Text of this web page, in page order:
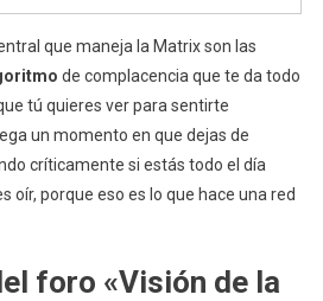
que maneja la Matrix son las
de complacencia que te da todo
tú quieres ver para sentirte
un momento en que dejas de
críticamente si estás todo el día
oír, porque eso es lo que hace una red
foro «Visión de la